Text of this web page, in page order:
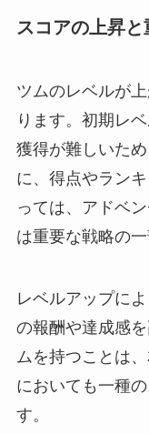
スコアの上昇と
ツムのレベルが
ります。初期レ
獲得が難しいた
に、得点やラン
っては、アドベ
は重要な戦略の一
レベルアップに
の報酬や達成感
ムを持つことは
においても一種
す。